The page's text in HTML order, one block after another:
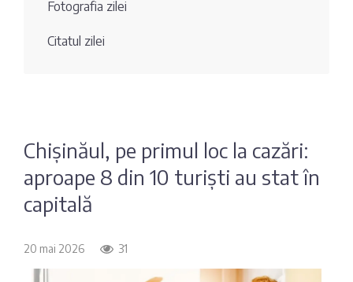
Fotografia
Maib
Moldindconbank
OTP Bank
Sondaj
Fotografia zilei
Citatul zilei
Chișinăul, pe primul loc la cazări:
aproape 8 din 10 turiști au stat în
capitală
20 mai 2026 31